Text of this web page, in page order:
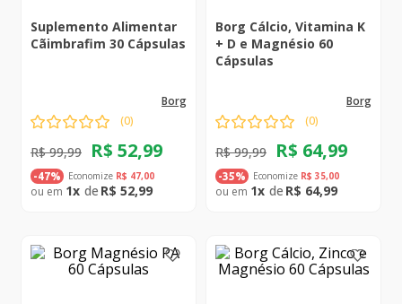
Suplemento Alimentar
Cãimbrafim 30 Cápsulas
borg
(0)
R$ 99,99 R$ 52,99
-47% Economize R$ 47,00
1 R$ 52,99
Borg Cálcio, Vitamina K
+ D e Magnésio 60
Cápsulas
borg
(0)
R$ 99,99 R$ 64,99
-35% Economize R$ 35,00
1 R$ 64,99